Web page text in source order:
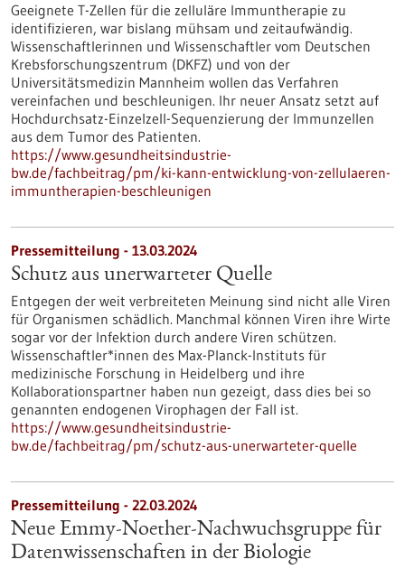
Geeignete T-Zellen für die zelluläre Immuntherapie zu
identifizieren, war bislang mühsam und zeitaufwändig.
Wissenschaftlerinnen und Wissenschaftler vom Deutschen
Krebsforschungszentrum (DKFZ) und von der
Universitätsmedizin Mannheim wollen das Verfahren
vereinfachen und beschleunigen. Ihr neuer Ansatz setzt auf
Hochdurchsatz-Einzelzell-Sequenzierung der Immunzellen
aus dem Tumor des Patienten.
https://www.gesundheitsindustrie-
bw.de/fachbeitrag/pm/ki-kann-entwicklung-von-zellulaeren-
immuntherapien-beschleunigen
Pressemitteilung - 13.03.2024
Schutz aus unerwarteter Quelle
Entgegen der weit verbreiteten Meinung sind nicht alle Viren
für Organismen schädlich. Manchmal können Viren ihre Wirte
sogar vor der Infektion durch andere Viren schützen.
Wissenschaftler*innen des Max-Planck-Instituts für
medizinische Forschung in Heidelberg und ihre
Kollaborationspartner haben nun gezeigt, dass dies bei so
genannten endogenen Virophagen der Fall ist.
https://www.gesundheitsindustrie-
bw.de/fachbeitrag/pm/schutz-aus-unerwarteter-quelle
Pressemitteilung - 22.03.2024
Neue Emmy-Noether-Nachwuchsgruppe für
Datenwissenschaften in der Biologie